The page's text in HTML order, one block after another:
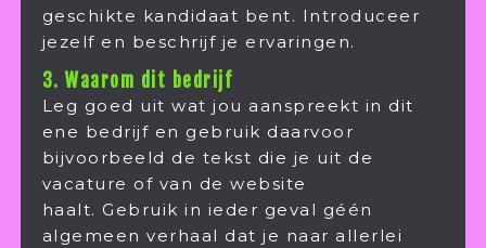
geschikte kandidaat bent. Introduceer
jezelf en beschrijf je ervaringen.
3. Waarom dit bedrijf
Leg goed uit wat jou aanspreekt in dit
ene bedrijf en gebruik daarvoor
bijvoorbeeld de tekst die je uit de
vacature of van de website
haalt. Gebruik in ieder geval géén
algemeen verhaal dat je naar allerlei